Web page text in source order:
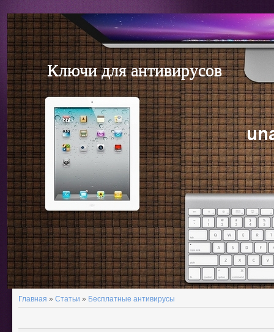
Ключи для антивирусов
Главная » Статьи » Бесплатные антивирусы